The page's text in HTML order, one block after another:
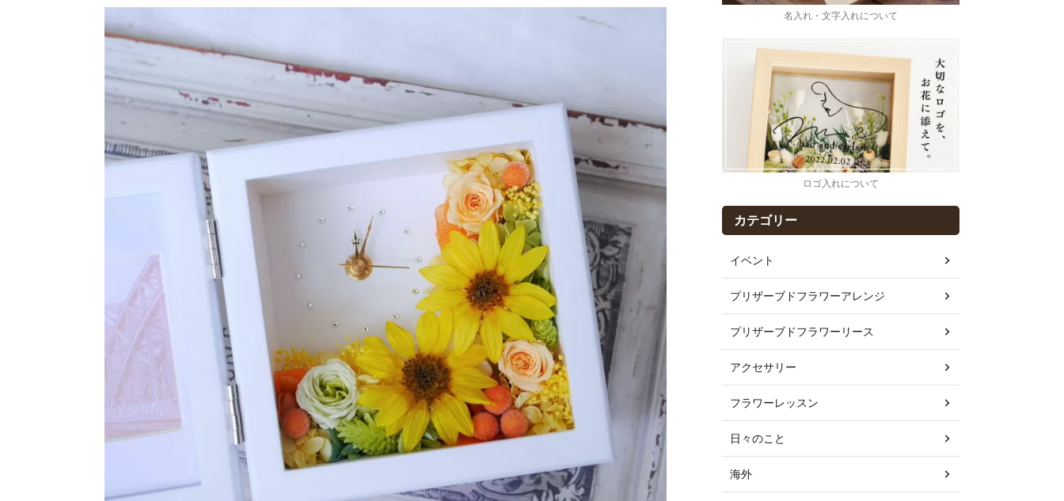
名入れ・文字入れについて
ロゴ入れについて
カテゴリー
イベント
プリザーブドフラワーアレンジ
プリザーブドフラワーリース
アクセサリー
フラワーレッスン
日々のこと
海外